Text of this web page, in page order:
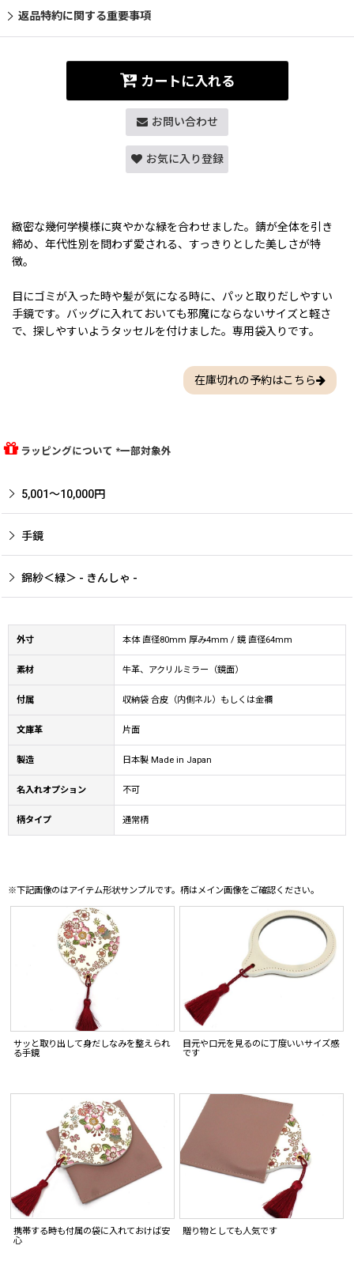
返品特約に関する重要事項
カートに入れる
お問い合わせ
お気に入り登録
緻密な幾何学模様に爽やかな緑を合わせました。錆が全体を引き
締め、年代性別を問わず愛される、すっきりとした美しさが特
徴。
目にゴミが入った時や髪が気になる時に、パッと取りだしやすい
手鏡です。バッグに入れておいても邪魔にならないサイズと軽さ
で、探しやすいようタッセルを付けました。専用袋入りです。
在庫切れの予約はこちら
ラッピングについて *一部対象外
5,001〜10,000円
手鏡
錦紗＜緑＞ - きんしゃ -
外寸 本体 直径80mm 厚み4mm / 鏡 直径64mm
素材 牛革、アクリルミラー（鏡面）
付属 収納袋 合皮（内側ネル）もしくは金襴
文庫革 片面
製造 日本製 Made in Japan
名入れオプション 不可
柄タイプ 通常柄
※下記画像のはアイテム形状サンプルです。柄はメイン画像をご確認ください。
サッと取り出して身だしなみを整えられ
る手鏡
目元や口元を見るのに丁度いいサイズ感
です
携帯する時も付属の袋に入れておけば安
心
贈り物としても人気です